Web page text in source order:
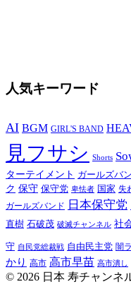
人気キーワード
AI BGM GIRL'S BAND
見フサシ Shorts
ターテイメント ガールズバ
ク 保守 保守党 卑怯者 国家 失
ガールズバンド
日本保守党
直樹 石破茂 破滅チャンネル 社
守 自民党総裁戦 自由民主党 闇
かり 高市 高市早苗 高市潰し
© 2026 日本 寿チャンネ